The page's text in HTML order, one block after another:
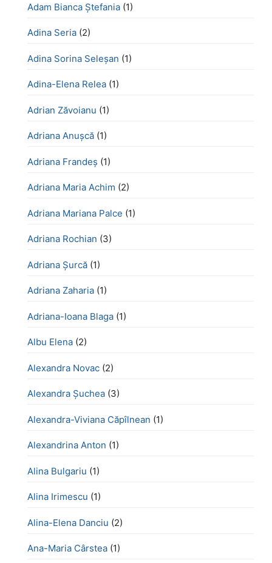
Adam Bianca Ștefania (1)
Adina Seria (2)
Adina Sorina Seleșan (1)
Adina-Elena Relea (1)
Adrian Zăvoianu (1)
Adriana Anușcă (1)
Adriana Frandeș (1)
Adriana Maria Achim (2)
Adriana Mariana Palce (1)
Adriana Rochian (3)
Adriana Șurcă (1)
Adriana Zaharia (1)
Adriana-Ioana Blaga (1)
Albu Elena (2)
Alexandra Novac (2)
Alexandra Șuchea (3)
Alexandra-Viviana Căpîlnean (1)
Alexandrina Anton (1)
Alina Bulgariu (1)
Alina Irimescu (1)
Alina-Elena Danciu (2)
Ana-Maria Cârstea (1)